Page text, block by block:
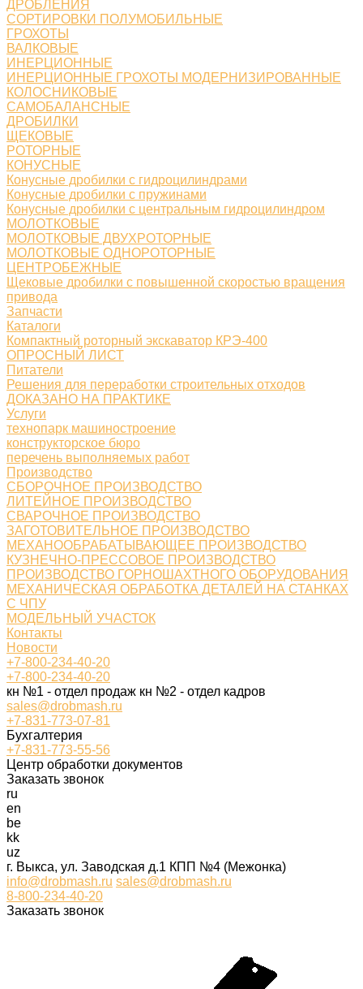
ДРОБЛЕНИЯ
СОРТИРОВКИ ПОЛУМОБИЛЬНЫЕ
ГРОХОТЫ
ВАЛКОВЫЕ
ИНЕРЦИОННЫЕ
ИНЕРЦИОННЫЕ ГРОХОТЫ МОДЕРНИЗИРОВАННЫЕ
КОЛОСНИКОВЫЕ
САМОБАЛАНСНЫЕ
ДРОБИЛКИ
ЩЕКОВЫЕ
РОТОРНЫЕ
КОНУСНЫЕ
Конусные дробилки с гидроцилиндрами
Конусные дробилки с пружинами
Конусные дробилки с центральным гидроцилиндром
МОЛОТКОВЫЕ
МОЛОТКОВЫЕ ДВУХРОТОРНЫЕ
МОЛОТКОВЫЕ ОДНОРОТОРНЫЕ
ЦЕНТРОБЕЖНЫЕ
Щековые дробилки с повышенной скоростью вращения
привода
Запчасти
Каталоги
Компактный роторный экскаватор КРЭ-400
ОПРОСНЫЙ ЛИСТ
Питатели
Решения для переработки строительных отходов
ДОКАЗАНО НА ПРАКТИКЕ
Услуги
технопарк машиностроение
конструкторское бюро
перечень выполняемых работ
Производство
СБОРОЧНОЕ ПРОИЗВОДСТВО
ЛИТЕЙНОЕ ПРОИЗВОДСТВО
СВАРОЧНОЕ ПРОИЗВОДСТВО
ЗАГОТОВИТЕЛЬНОЕ ПРОИЗВОДСТВО
МЕХАНООБРАБАТЫВАЮЩЕЕ ПРОИЗВОДСТВО
КУЗНЕЧНО-ПРЕССОВОЕ ПРОИЗВОДСТВО
ПРОИЗВОДСТВО ГОРНОШАХТНОГО ОБОРУДОВАНИЯ
МЕХАНИЧЕСКАЯ ОБРАБОТКА ДЕТАЛЕЙ НА СТАНКАХ
С ЧПУ
МОДЕЛЬНЫЙ УЧАСТОК
Контакты
Новости
+7-800-234-40-20
+7-800-234-40-20
кн №1 - отдел продаж кн №2 - отдел кадров
sales@drobmash.ru
+7-831-773-07-81
Бухгалтерия
+7-831-773-55-56
Центр обработки документов
Заказать звонок
ru
en
be
kk
uz
г. Выкса, ул. Заводская д.1 КПП №4 (Межонка)
info@drobmash.ru sales@drobmash.ru
8-800-234-40-20
Заказать звонок